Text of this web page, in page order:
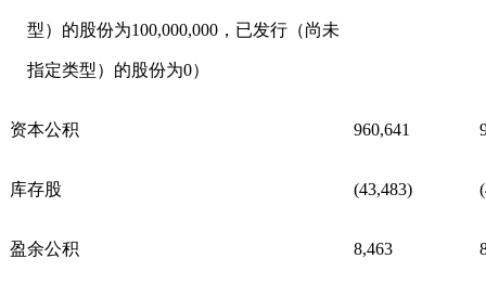
型）的股份为100,000,000，已发行（尚未
指定类型）的股份为0）
资本公积 960,641
库存股 (43,483)
盈余公积 8,463